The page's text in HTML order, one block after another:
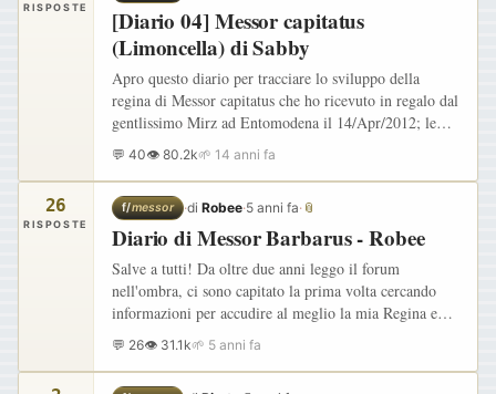
RISPOSTE
[Diario 04] Messor capitatus
(Limoncella) di Sabby
Apro questo diario per tracciare lo sviluppo della
regina di Messor capitatus che ho ricevuto in regalo dal
gentlissimo Mirz ad Entomodena il 14/Apr/2012; le
caratteristiche della regina sono le seguenti: Provetta…
💬 40👁 80.2k🌱 14 anni fa
26
RISPOSTE
f/messor ·di Robee·5 anni fa·📎
Diario di Messor Barbarus - Robee
Salve a tutti! Da oltre due anni leggo il forum
nell'ombra, ci sono capitato la prima volta cercando
informazioni per accudire al meglio la mia Regina e
sono rimasto affascinato dai bellissimi diari che molti
di voi…
💬 26👁 31.1k🌱 5 anni fa